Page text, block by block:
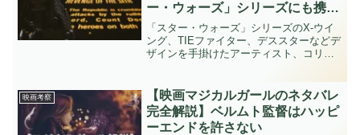
ー・ウォーズ」シリーズにも携わ
ったアーティスト コリン・キャ
ントウェルさんがお亡くなりにな
りました。
「スター・ウォーズ」シリーズのX-ウイ
ング、TIEファイター、デススターなどデ
ザインを手掛けたアーティスト、コリ
ォーズ」EP4の有名な冒頭シーン冒頭の
スターデストロイ...
映画考察
【映画マジカルガールのネタバレ
完全解説】ベルムト監督はハッピ
ーエンドを許さない